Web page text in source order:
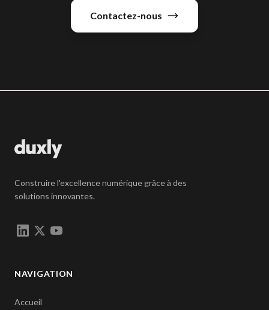
Contactez-nous
Construire l'excellence numérique grâce à des
solutions innovantes.
NAVIGATION
Accueil